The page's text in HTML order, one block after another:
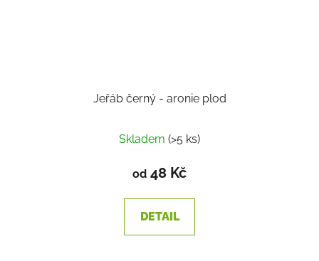
Jeřáb černý - aronie plod
Skladem (>5 ks)
od 48 Kč
DETAIL